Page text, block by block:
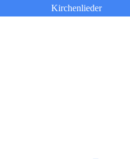
Kirchenlieder